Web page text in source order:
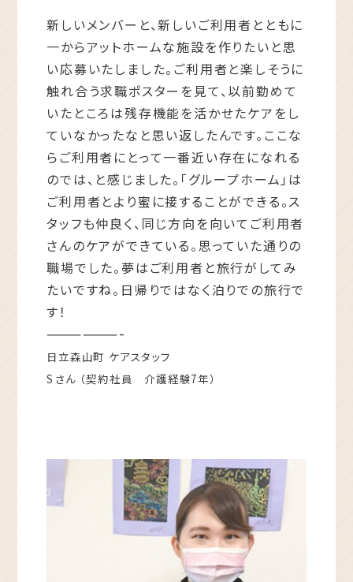
新しいメンバーと、新しいご利用者とともに
一からアットホームな施設を作りたいと思
い応募いたしました。ご利用者と楽しそうに
触れ合う求職ポスターを見て、以前勤めて
いたところは残存機能を活かせたケアをし
ていなかったなと思い返したんです。ここな
らご利用者にとって一番近い存在になれる
のでは、と感じました。「グループホーム」は
ご利用者とより蜜に接することができる。ス
タッフも仲良く、同じ方向を向いてご利用者
さんのケアができている。思っていた通りの
職場でした。夢はご利用者と旅行がしてみ
たいですね。日帰りではなく泊りでの旅行で
す！
——————-
日立森山町 ケアスタッフ
Sさん （契約社員 介護経験7年）